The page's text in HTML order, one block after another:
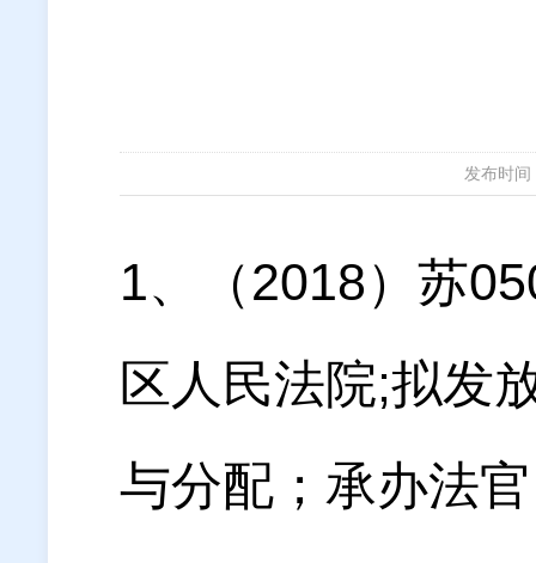
发布时
1、（2018）苏
区人民法院;拟发
与分配；承办法